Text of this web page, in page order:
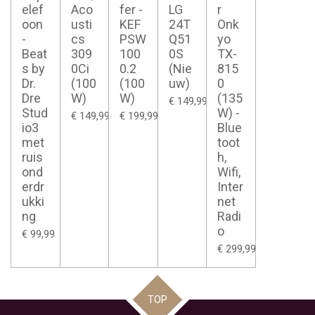
elef
oon
-
Beat
s by
Dr.
Dre
Stud
io3
met
ruis
ond
erdr
ukki
ng
€ 99,99
Aco
usti
cs
309
0Ci
(100
W)
€ 149,99
fer -
KEF
PSW
100
0.2
(100
W)
€ 199,99
LG
24T
Q51
0S
(Nie
uw)
€ 149,99
r
Onk
yo
TX-
815
0
(135
W) -
Blue
toot
h,
Wifi,
Inter
net
Radi
o
€ 299,99
TOP